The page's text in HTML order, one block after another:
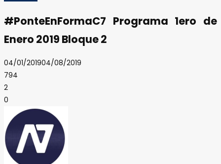
#PonteEnFormaC7 Programa 1ero de
Enero 2019 Bloque 2
04/01/201904/08/2019
794
2
0